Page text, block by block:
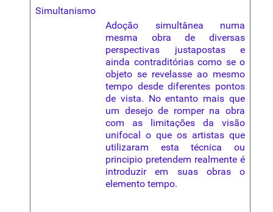
Simultanismo
Adoção simultânea numa
mesma obra de diversas
perspectivas justapostas e
ainda contraditórias como se o
objeto se revelasse ao mesmo
tempo desde diferentes pontos
de vista. No entanto mais que
um desejo de romper na obra
com as limitações da visão
unifocal o que os artistas que
utilizaram esta técnica ou
principio pretendem realmente é
introduzir em suas obras o
elemento tempo.